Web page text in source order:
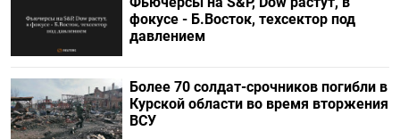
фокусе - Б.Восток, техсектор под
давлением
Более 70 солдат-срочников погибли в
Курской области во время вторжения
ВСУ